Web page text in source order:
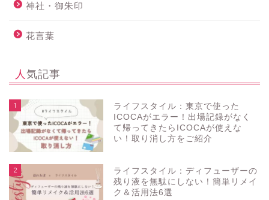
神社・御朱印
花言葉
人気記事
1
ライフスタイル：東京で使った
ICOCAがエラー！出場記録がなく
て帰ってきたらICOCAが使えな
い！取り消し方をご紹介
2
ライフスタイル：ディフューザーの
残り液を無駄にしない！簡単リメイ
ク＆活用法6選